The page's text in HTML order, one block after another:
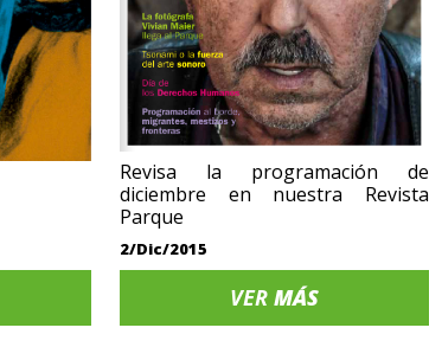
Revisa la programación de
diciembre en nuestra Revista
Parque
2/Dic/2015
VER MÁS